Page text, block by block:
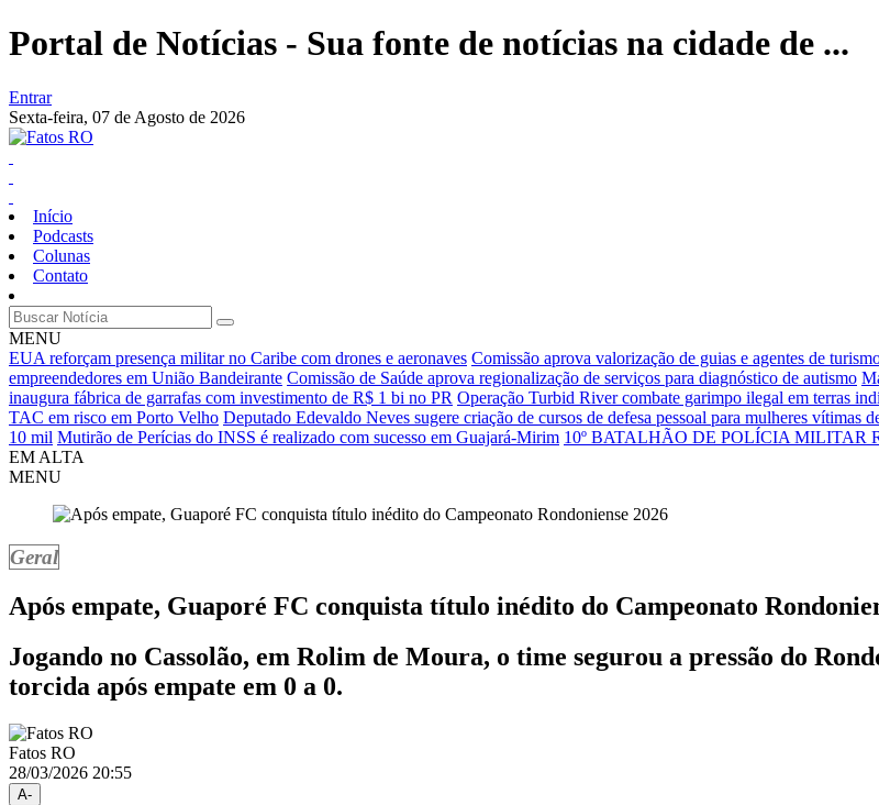
Portal de Notícias - Sua fonte de notícias na cidade de ...
Entrar
Sexta-feira, 07 de Agosto de 2026
Início
Podcasts
Colunas
Contato
MENU
EUA reforçam presença militar no Caribe com drones e aeronaves Comissão aprova valorização de guias e agentes de
empreendedores em União Bandeirante Comissão de Saúde aprova regionalização de serviços para diagnóstico de autismo
inaugura fábrica de garrafas com investimento de R$ 1 bi no PR Operação Turbid River combate garimpo ilegal em terras
TAC em risco em Porto Velho Deputado Edevaldo Neves sugere criação de cursos de defesa pessoal para mulheres vítimas
10 mil Mutirão de Perícias do INSS é realizado com sucesso em Guajará-Mirim 10º BATALHÃO DE POLÍCIA MILITAR
EM ALTA
MENU
Geral
Após empate, Guaporé FC conquista título inédito do Campeonato
Jogando no Cassolão, em Rolim de Moura, o time segurou a pressão do
torcida após empate em 0 a 0.
Fatos RO
28/03/2026 20:55
A-